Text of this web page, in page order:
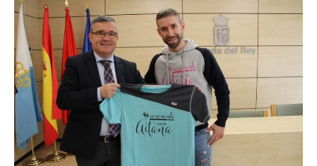
Aragón
tiene
un
nuevo
reto
solidario:
participar
en